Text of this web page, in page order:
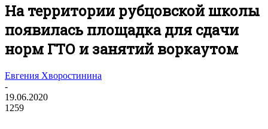
На территории рубцовской школы
появилась площадка для сдачи
норм ГТО и занятий воркаутом
Евгения Хворостинина
-
19.06.2020
1259